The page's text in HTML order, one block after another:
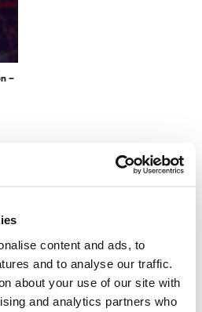
content and ads, to
and to analyse our traffic.
about your use of our site with
and analytics partners who
–
sobre la actividad y los TTPs
apunta a organizaciones e
Chile, Panamá y otros países de